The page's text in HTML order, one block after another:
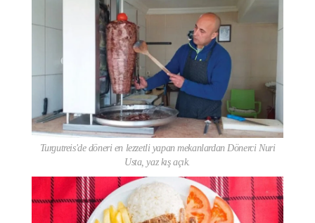
Turgutreis'de döneri en lezzetli yapan mekanlardan Dönerci Nuri
Usta, yaz kış açık.